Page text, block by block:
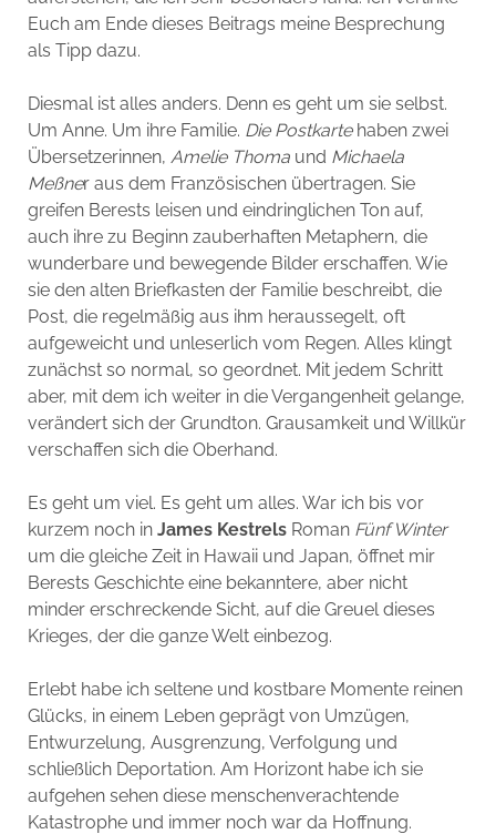
Euch am Ende dieses Beitrags meine Besprechung
als Tipp dazu.
Diesmal ist alles anders. Denn es geht um sie selbst.
Um Anne. Um ihre Familie. Die Postkartehaben zwei
Übersetzerinnen, Amelie Thomaund Michaela
Meßner aus dem Französischen übertragen. Sie
greifen Berests leisen und eindringlichen Ton auf,
auch ihre zu Beginn zauberhaften Metaphern, die
wunderbare und bewegende Bilder erschaffen. Wie
sie den alten Briefkasten der Familie beschreibt, die
Post, die regelmäßig aus ihm heraussegelt, oft
aufgeweicht und unleserlich vom Regen. Alles klingt
zunächst so normal, so geordnet. Mit jedem Schritt
aber, mit dem ich weiter in die Vergangenheit gelange,
verändert sich der Grundton. Grausamkeit und Willkür
verschaffen sich die Oberhand.
Es geht um viel. Es geht um alles. War ich bis vor
kurzem noch in James KestrelsRoman Fünf Winter
um die gleiche Zeit in Hawaii und Japan, öffnet mir
Berests Geschichte eine bekanntere, aber nicht
minder erschreckende Sicht, auf die Greuel dieses
Krieges, der die ganze Welt einbezog.
Erlebt habe ich seltene und kostbare Momente reinen
Glücks, in einem Leben geprägt von Umzügen,
Entwurzelung, Ausgrenzung, Verfolgung und
schließlich Deportation. Am Horizont habe ich sie
aufgehen sehen diese menschenverachtende
Katastrophe und immer noch war da Hoffnung.